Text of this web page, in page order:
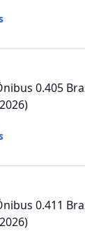
0.405
0.411